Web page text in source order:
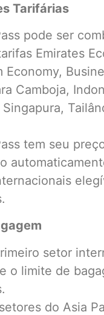
Tarifárias
pode ser
Emirates
Economy,
Camboja,
tem seu
setor
o limite de
do Asia